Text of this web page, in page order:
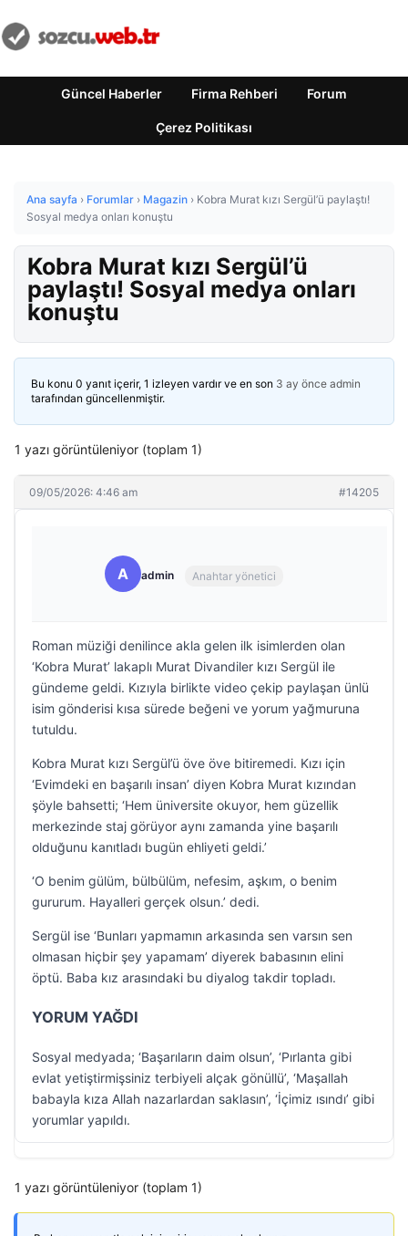
Güncel Haberler Firma Rehberi Forum
Çerez Politikası
Ana sayfa › Forumlar › Magazin › Kobra Murat kızı Sergül’ü paylaştı!
Sosyal medya onları konuştu
Kobra Murat kızı Sergül’ü
paylaştı! Sosyal medya onları
konuştu
Bu konu 0 yanıt içerir, 1 izleyen vardır ve en son 3 ay önce admin
tarafından güncellenmiştir.
1 yazı görüntüleniyor (toplam 1)
09/05/2026: 4:46 am #14205
A admin Anahtar yönetici
Roman müziği denilince akla gelen ilk isimlerden olan
‘Kobra Murat’ lakaplı Murat Divandiler kızı Sergül ile
gündeme geldi. Kızıyla birlikte video çekip paylaşan ünlü
isim gönderisi kısa sürede beğeni ve yorum yağmuruna
tutuldu.
Kobra Murat kızı Sergül’ü öve öve bitiremedi. Kızı için
‘Evimdeki en başarılı insan’ diyen Kobra Murat kızından
şöyle bahsetti; ‘Hem üniversite okuyor, hem güzellik
merkezinde staj görüyor aynı zamanda yine başarılı
olduğunu kanıtladı bugün ehliyeti geldi.’
‘O benim gülüm, bülbülüm, nefesim, aşkım, o benim
gururum. Hayalleri gerçek olsun.’ dedi.
Sergül ise ‘Bunları yapmamın arkasında sen varsın sen
olmasan hiçbir şey yapamam’ diyerek babasının elini
öptü. Baba kız arasındaki bu diyalog takdir topladı.
YORUM YAĞDI
Sosyal medyada; ‘Başarıların daim olsun’, ‘Pırlanta gibi
evlat yetiştirmişsiniz terbiyeli alçak gönüllü’, ‘Maşallah
babayla kıza Allah nazarlardan saklasın’, ‘İçimiz ısındı’ gibi
yorumlar yapıldı.
1 yazı görüntüleniyor (toplam 1)